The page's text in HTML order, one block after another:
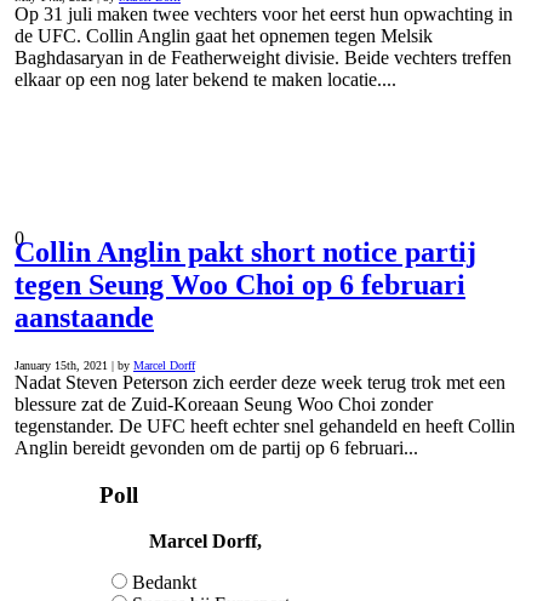
Op 31 juli maken twee vechters voor het eerst hun opwachting in
de UFC. Collin Anglin gaat het opnemen tegen Melsik
Baghdasaryan in de Featherweight divisie. Beide vechters treffen
elkaar op een nog later bekend te maken locatie....
0
Collin Anglin pakt short notice partij
tegen Seung Woo Choi op 6 februari
aanstaande
January 15th, 2021 | by Marcel Dorff
Nadat Steven Peterson zich eerder deze week terug trok met een
blessure zat de Zuid-Koreaan Seung Woo Choi zonder
tegenstander. De UFC heeft echter snel gehandeld en heeft Collin
Anglin bereidt gevonden om de partij op 6 februari...
Poll
Marcel Dorff,
Bedankt